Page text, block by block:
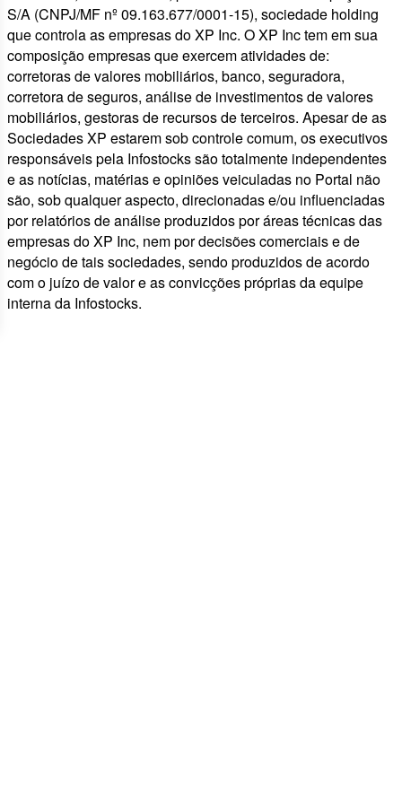
S/A (CNPJ/MF nº 09.163.677/0001-15), sociedade holding
que controla as empresas do XP Inc. O XP Inc tem em sua
composição empresas que exercem atividades de:
corretoras de valores mobiliários, banco, seguradora,
corretora de seguros, análise de investimentos de valores
mobiliários, gestoras de recursos de terceiros. Apesar de as
Sociedades XP estarem sob controle comum, os executivos
responsáveis pela Infostocks são totalmente independentes
e as notícias, matérias e opiniões veiculadas no Portal não
são, sob qualquer aspecto, direcionadas e/ou influenciadas
por relatórios de análise produzidos por áreas técnicas das
empresas do XP Inc, nem por decisões comerciais e de
negócio de tais sociedades, sendo produzidos de acordo
com o juízo de valor e as convicções próprias da equipe
interna da Infostocks.